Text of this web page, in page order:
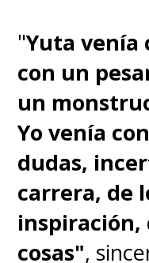
"Yuta venía
con un
un
Yo venía
dudas,
carrera, de
inspiración,
cosas",